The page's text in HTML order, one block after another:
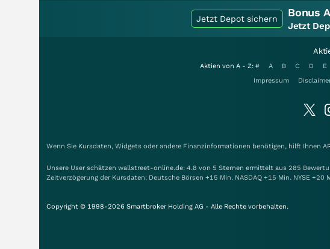
Jetzt Depot sichern Bonus
Jetzt
Aktien von A - Z: # A B C D E
Impressum
Wenn Sie Kursdaten, Widgets oder andere Finanzinformationen benötigen, hilft Ihnen
Unsere User schätzen wallstreet-online.de: 4.8 von 5 Sternen ermittelt aus 285
Zeitverzögerung der Kursdaten: Deutsche Börsen +15 Min. NASDAQ +15 Min. NYSE
Copyright © 1998-2026 Smartbroker Holding AG - Alle Rechte vorbehalten.